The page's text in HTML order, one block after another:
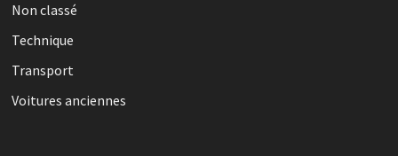
Non classé
Technique
Transport
Voitures anciennes